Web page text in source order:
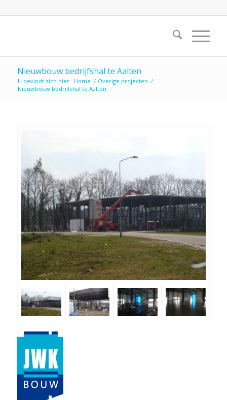
Nieuwbouw bedrijfshal te Aalten
U bevindt zich hier: Home / Overige projecten /
Nieuwbouw bedrijfshal te Aalten